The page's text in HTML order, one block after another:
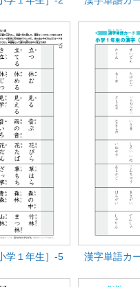
学１年生］-5 漢字単語カ